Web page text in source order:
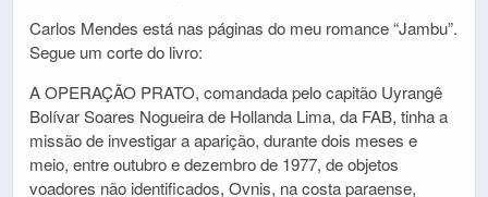
Carlos Mendes está nas páginas do meu romance “Jambu”.
Segue um corte do livro:
A OPERAÇÃO PRATO, comandada pelo capitão Uyrangê
Bolívar Soares Nogueira de Hollanda Lima, da FAB, tinha a
missão de investigar a aparição, durante dois meses e
meio, entre outubro e dezembro de 1977, de objetos
voadores não identificados, Ovnis, na costa paraense,